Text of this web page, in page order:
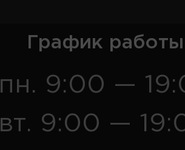
График
пн. 9:00 —
вт. 9:00 —